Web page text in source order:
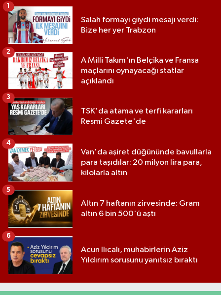
Salah formayı giydi mesajı verdi:
Bize her yer Trabzon
1
A Milli Takım'ın Belçika ve Fransa
maçlarını oynayacağı statlar
açıklandı
2
TSK'da atama ve terfi kararları
Resmi Gazete'de
3
Van'da aşiret düğününde bavullarla
para taşıdılar: 20 milyon lira para,
kilolarla altın
4
Altın 7 haftanın zirvesinde: Gram
altın 6 bin 500'ü aştı
5
Acun Ilıcalı, muhabirlerin Aziz
Yıldırım sorusunu yanıtsız bıraktı
6